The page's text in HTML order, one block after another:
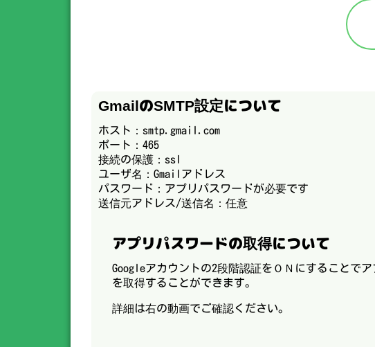
GmailのSMTP設定について
ホスト：smtp.gmail.com
ポート：465
接続の保護：ssl
ユーザ名：Gmailアドレス
パスワード：アプリパスワードが必要です
送信元アドレス/送信名：任意
アプリパスワードの取得について
Googleアカウントの2段階認証をＯＮにすることで
を取得することができます。
詳細は右の動画でご確認ください。